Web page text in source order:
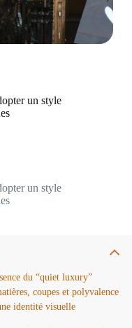
un style
un style
du “quiet luxury”
coupes et polyvalence
identité visuelle